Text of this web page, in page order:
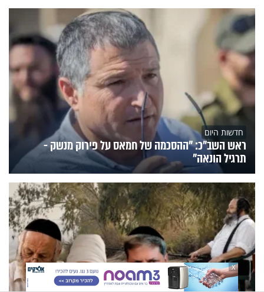
חדשות היום
ראש השב"כ: "ההסכמה של חמאס על פירוק מנשק -
תרגיל הונאה"
X